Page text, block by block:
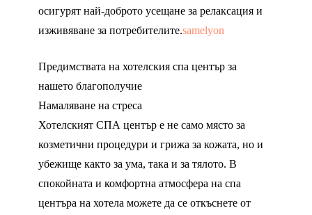
осигурят най-доброто усещане за релаксация и
изживяване за потребителите.samelyon
Предимствата на хотелския спа център за
нашето благополучие
Намаляване на стреса
Хотелският СПА център е не само място за
козметични процедури и грижа за кожата, но и
убежище както за ума, така и за тялото. В
спокойната и комфортна атмосфера на спа
центъра на хотела можете да се откъснете от